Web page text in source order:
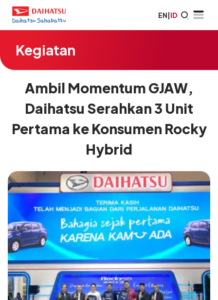
EN|ID
Kegiatan
Ambil Momentum GJAW,
Daihatsu Serahkan 3 Unit
Pertama ke Konsumen Rocky
Hybrid